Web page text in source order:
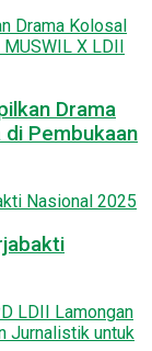
Drama
Pembukaan